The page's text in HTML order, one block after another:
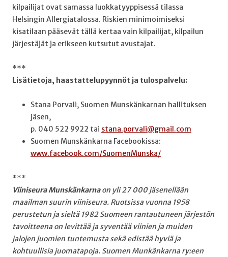
kilpailijat ovat samassa luokkatyyppisessä tilassa
Helsingin Allergiatalossa. Riskien minimoimiseksi
kisatilaan pääsevät tällä kertaa vain kilpailijat, kilpailun
järjestäjät ja erikseen kutsutut avustajat.
***
Lisätietoja, haastattelupyynnöt ja tulospalvelu:
Stana Porvali, Suomen Munskänkarnan hallituksen
jäsen,
p. 040 522 9922 tai stana.porvali@gmail.com
Suomen Munskänkarna Facebookissa:
www.facebook.com/SuomenMunska/
***
Viiniseura Munskänkarnaon yli 27 000 jäsenellään
maailman suurin viiniseura. Ruotsissa vuonna 1958
perustetun ja sieltä 1982 Suomeen rantautuneen järjestön
tavoitteena on levittää ja syventää viinien ja muiden
jalojen juomien tuntemusta sekä edistää hyviä ja
kohtuullisia juomatapoja. Suomen Munkänkarna ry:een